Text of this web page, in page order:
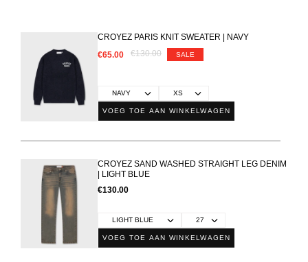
CROYEZ PARIS KNIT SWEATER | NAVY
€65.00
€130.00 SALE
VOEG TOE AAN WINKELWAGEN
CROYEZ SAND WASHED STRAIGHT LEG DENIM
| LIGHT BLUE
€130.00
VOEG TOE AAN WINKELWAGEN